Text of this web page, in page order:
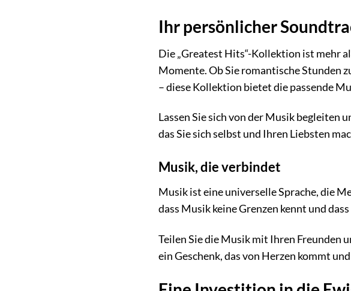
Ihr persönlicher
Die „Greatest Hits“-Kollektion ist mehr
Momente. Ob Sie romantische Stunden
– diese Kollektion bietet die passende
Lassen Sie sich von der Musik begleiten
das Sie sich selbst und Ihren Liebsten
Musik, die verbindet
Musik ist eine universelle Sprache, die
dass Musik keine Grenzen kennt und
Teilen Sie die Musik mit Ihren Freunden
ein Geschenk, das von Herzen kommt